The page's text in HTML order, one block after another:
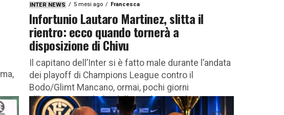
INTER NEWS 5 mesi ago Francesca
Infortunio Lautaro Martinez, slitta il
rientro: ecco quando tornerà a
disposizione di Chivu
Il capitano dell’Inter si è fatto male durante l’andata
dei playoff di Champions League contro il
Bodo/Glimt Mancano, ormai, pochi giorni
all’attesissimo derby della Madonnina che...